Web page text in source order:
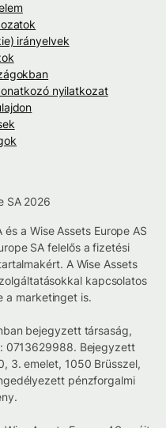
irányelvek
nyilatkozat
SA 2026
a Wise Assets Europe AS
SA felelős a fizetési
A Wise Assets
kapcsolatos
a marketinget is.
bejegyzett társaság,
0713629988. Bejegyzett
3. emelet, 1050 Brüsszel,
pénzforgalmi